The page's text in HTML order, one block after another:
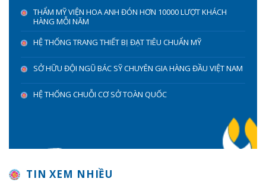
THẨM MỸ VIỆN HOA ANH ĐÓN HƠN 10000 LƯỢT KHÁCH
HÀNG MỖI NĂM
HỆ THỐNG TRANG THIẾT BỊ ĐẠT TIÊU CHUẨN MỸ
SỞ HỮU ĐỘI NGŨ BÁC SỸ CHUYÊN GIA HÀNG ĐẦU VIỆT NAM
HỆ THỐNG CHUỖI CƠ SỞ TOÀN QUỐC
TIN XEM NHIỀU